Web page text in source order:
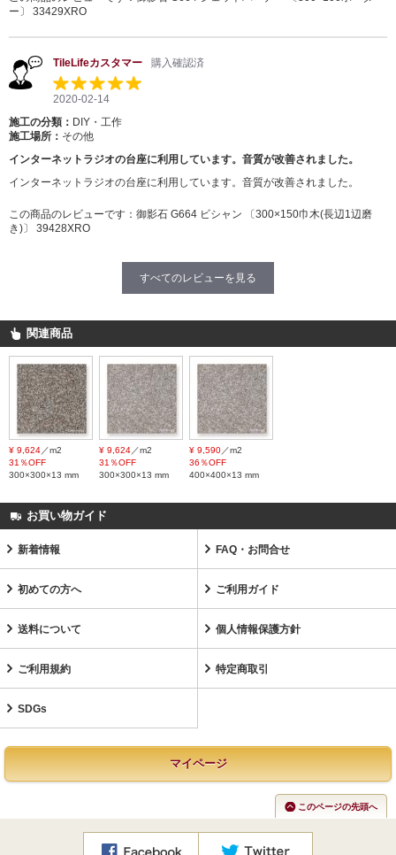
ー〕 33429XRO
TileLifeカスタマー 購入確認済
2020-02-14
施工の分類： DIY・工作
施工場所： その他
インターネットラジオの台座に利用しています。音質が改善されました。
インターネットラジオの台座に利用しています。音質が改善されました。
この商品のレビューです： 御影石 G664 ビシャン 〔300×150巾木(長辺1辺磨
き)〕 39428XRO
すべてのレビューを見る
関連商品
¥ 9,624／m2
31％OFF
300×300×13 mm
¥ 9,624／m2
31％OFF
300×300×13 mm
¥ 9,590／m2
36％OFF
400×400×13 mm
お買い物ガイド
新着情報 FAQ・お問合せ
初めての方へ ご利用ガイド
送料について 個人情報保護方針
ご利用規約 特定商取引
SDGs
マイページ
このページの先頭へ